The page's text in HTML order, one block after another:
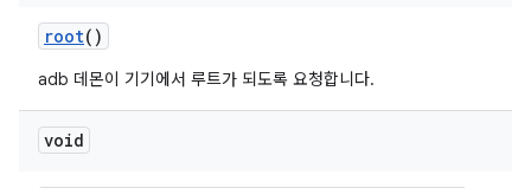
root()
adb 데몬이 기기에서 루트가 되도록 요청합니다.
void